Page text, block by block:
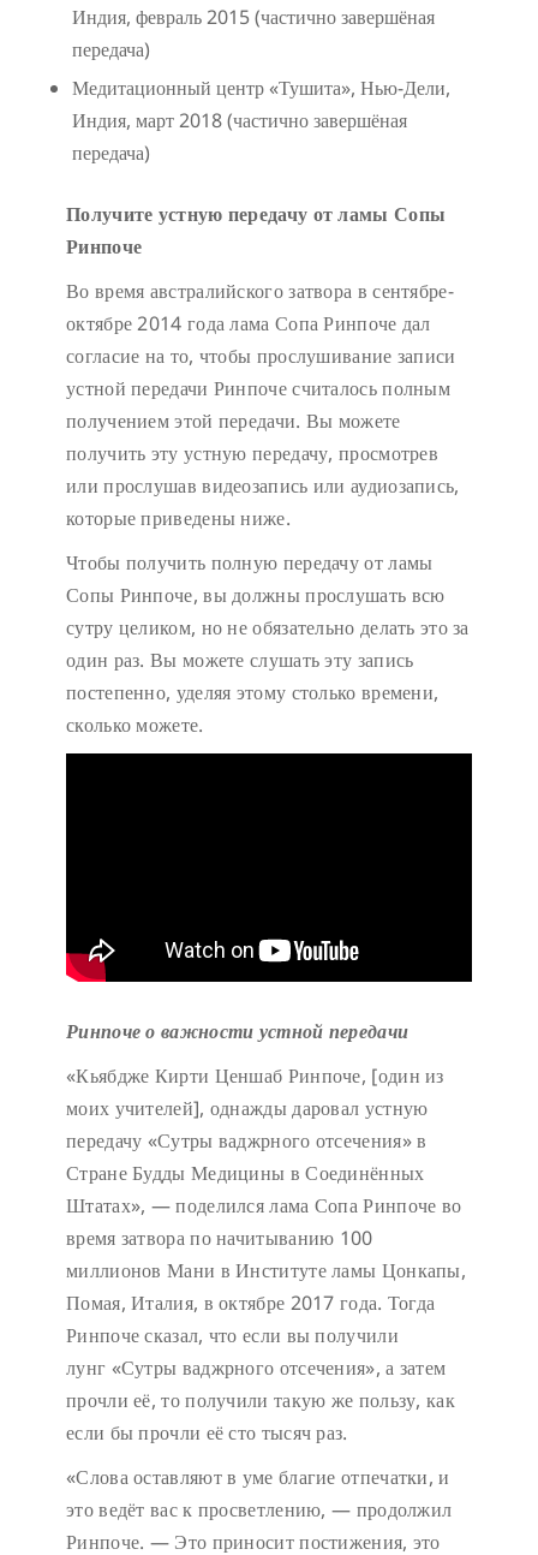
Индия, февраль 2015 (частично завершёная
передача)
Медитационный центр «Тушита», Нью-Дели,
Индия, март 2018 (частично завершёная
передача)
Получите устную передачу от ламы Сопы
Ринпоче
Во время австралийского затвора в сентябре-
октябре 2014 года лама Сопа Ринпоче дал
согласие на то, чтобы прослушивание записи
устной передачи Ринпоче считалось полным
получением этой передачи. Вы можете
получить эту устную передачу, просмотрев
или прослушав видеозапись или аудиозапись,
которые приведены ниже.
Чтобы получить полную передачу от ламы
Сопы Ринпоче, вы должны прослушать всю
сутру целиком, но не обязательно делать это за
один раз. Вы можете слушать эту запись
постепенно, уделяя этому столько времени,
сколько можете.
Ринпоче о важности устной передачи
«Кьябдже Кирти Ценшаб Ринпоче, [один из
моих учителей], однажды даровал устную
передачу «Сутры ваджрного отсечения» в
Стране Будды Медицины в Соединённых
Штатах», — поделился лама Сопа Ринпоче во
время затвора по начитыванию 100
миллионов Мани в Институте ламы Цонкапы,
Помая, Италия, в октябре 2017 года. Тогда
Ринпоче сказал, что если вы получили
лунг «Сутры ваджрного отсечения», а затем
прочли её, то получили такую же пользу, как
если бы прочли её сто тысяч раз.
«Слова оставляют в уме благие отпечатки, и
это ведёт вас к просветлению, — продолжил
Ринпоче. — Это приносит постижения, это